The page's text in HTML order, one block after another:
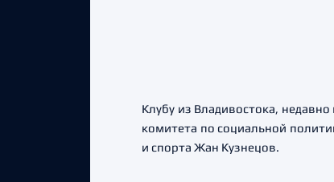
Клубу из Владивостока,
комитета по социальной
и спорта Жан Кузнецов.